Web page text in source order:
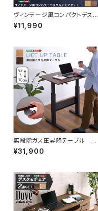
ヴィンテージ風コンパクトデスク
＆チェアセット-CMBA-【-コン
ビア-】 CMBA-90
¥11,990
無段階ガス圧昇降テーブル H
T-JGD
¥31,900